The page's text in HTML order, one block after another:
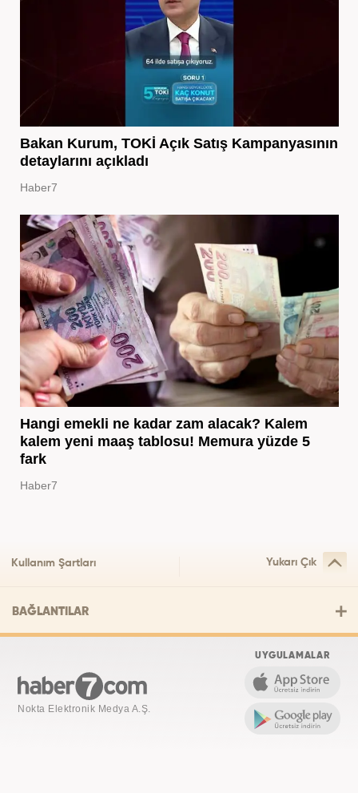
Bakan Kurum, TOKİ Açık Satış Kampanyasının
detaylarını açıkladı
Haber7
Hangi emekli ne kadar zam alacak? Kalem
kalem yeni maaş tablosu! Memura yüzde 5
fark
Haber7
Kullanım Şartları Yukarı Çık
BAĞLANTILAR
Nokta Elektronik Medya A.Ş.
UYGULAMALAR